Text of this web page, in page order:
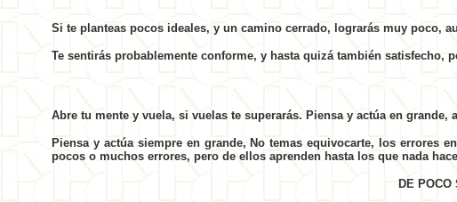
Si te planteas pocos ideales, y un camino cerrado, lograrás muy poco,
Te sentirás probablemente conforme, y hasta quizá también
Abre tu mente y vuela, si vuelas te superarás. Piensa y actúa en grande,
Piensa y actúa siempre en grande, No temas equivocarte, los errores
pocos o muchos errores, pero de ellos aprenden hasta los que nada
DE POCO